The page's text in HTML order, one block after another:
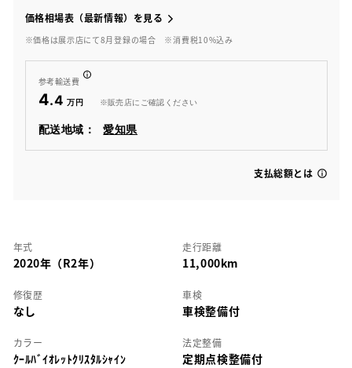
価格相場表（最新情報）を見る
※価格は展示店にて8月登録の場合 ※消費税10%込み
参考輸送費
4.4 ※販売店にご確認ください
配送地域： 愛知県
支払総額とは
年式
2020年（R2年）
走行距離
11,000km
修復歴
なし
車検
車検整備付
カラー
ｸｰﾙﾊﾞｲｵﾚｯﾄｸﾘｽﾀﾙｼｬｲﾝ
法定整備
定期点検整備付